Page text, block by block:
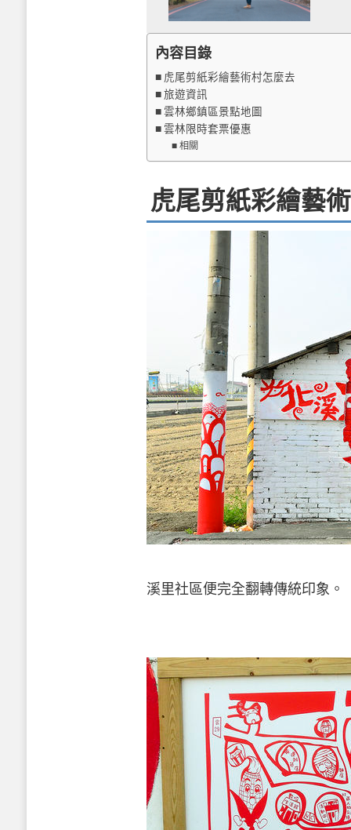
內容目錄
虎尾剪紙彩繪藝術村怎麼去
旅遊資訊
雲林鄉鎮區景點地圖
雲林限時套票優惠
相關
虎尾剪紙彩繪藝
溪里社區便完全翻轉傳統印象。